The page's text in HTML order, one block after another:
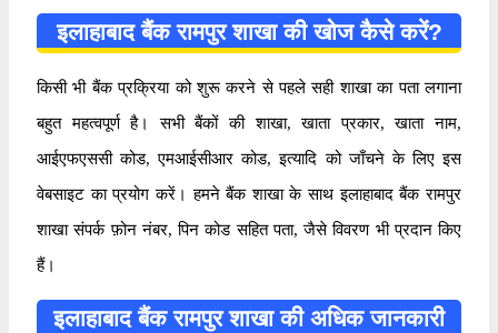
इलाहाबाद बैंक रामपुर शाखा की खोज कैसे करें?
किसी भी बैंक प्रक्रिया को शुरू करने से पहले सही शाखा का पता लगाना
बहुत महत्वपूर्ण है। सभी बैंकों की शाखा, खाता प्रकार, खाता नाम,
आईएफएससी कोड, एमआईसीआर कोड, इत्यादि को जाँचने के लिए इस
वेबसाइट का प्रयोग करें। हमने बैंक शाखा के साथ इलाहाबाद बैंक रामपुर
शाखा संपर्क फ़ोन नंबर, पिन कोड सहित पता, जैसे विवरण भी प्रदान किए
हैं।
इलाहाबाद बैंक रामपुर शाखा की अधिक जानकारी